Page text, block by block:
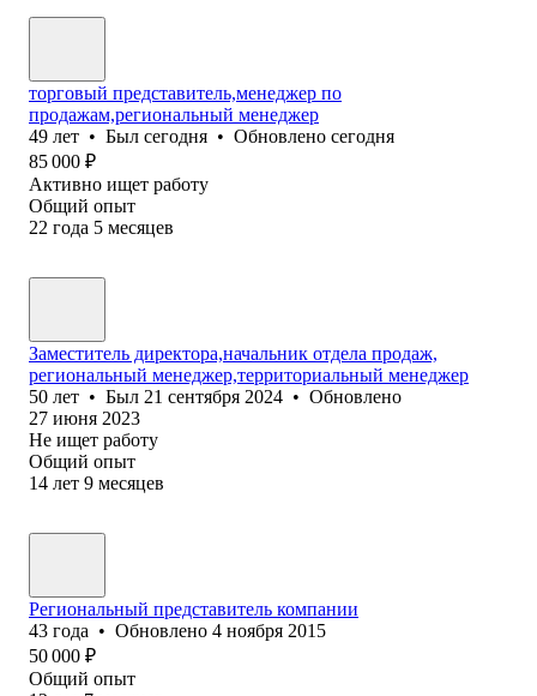
торговый представитель,менеджер по
продажам,региональный менеджер
49 лет • Был сегодня • Обновлено сегодня
85 000 ₽
Активно ищет работу
Общий опыт
22 года 5 месяцев
Заместитель директора,начальник отдела продаж,
региональный менеджер,территориальный менеджер
50 лет • Был 21 сентября 2024 • Обновлено
27 июня 2023
Не ищет работу
Общий опыт
14 лет 9 месяцев
Региональный представитель компании
43 года • Обновлено 4 ноября 2015
50 000 ₽
Общий опыт